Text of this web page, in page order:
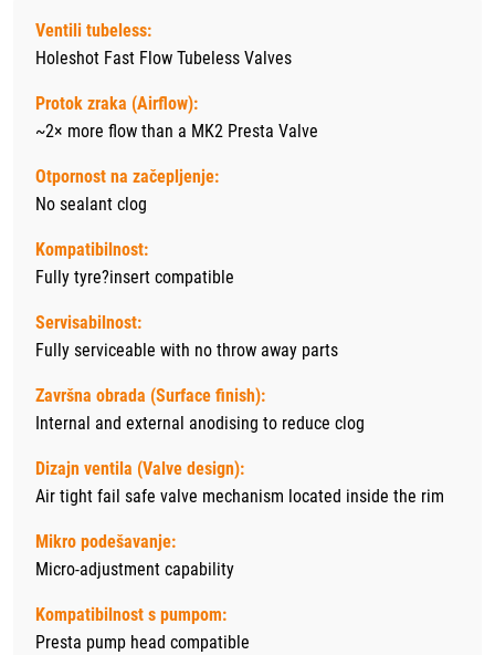
Ventili tubeless:
Holeshot Fast Flow Tubeless Valves
Protok zraka (Airflow):
~2× more flow than a MK2 Presta Valve
Otpornost na začepljenje:
No sealant clog
Kompatibilnost:
Fully tyre?insert compatible
Servisabilnost:
Fully serviceable with no throw away parts
Završna obrada (Surface finish):
Internal and external anodising to reduce clog
Dizajn ventila (Valve design):
Air tight fail safe valve mechanism located inside the rim
Mikro podešavanje:
Micro-adjustment capability
Kompatibilnost s pumpom:
Presta pump head compatible